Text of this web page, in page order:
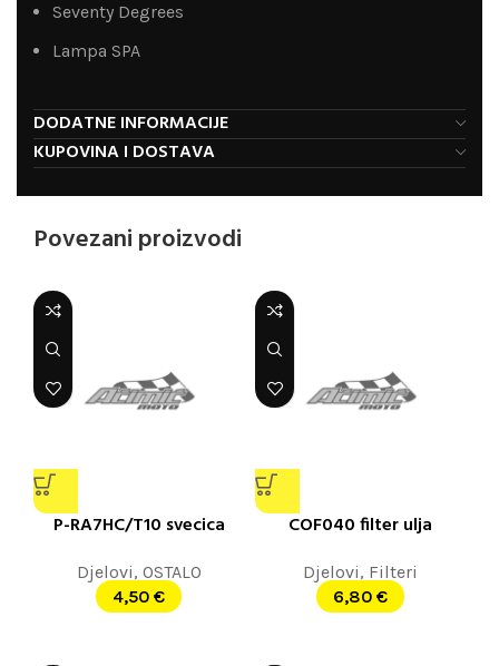
Seventy Degrees
Lampa SPA
DODATNE INFORMACIJE
KUPOVINA I DOSTAVA
Povezani proizvodi
P-RA7HC/T10 svecica
Djelovi, OSTALO
4,50 €
COF040 filter ulja
Djelovi, Filteri
6,80 €